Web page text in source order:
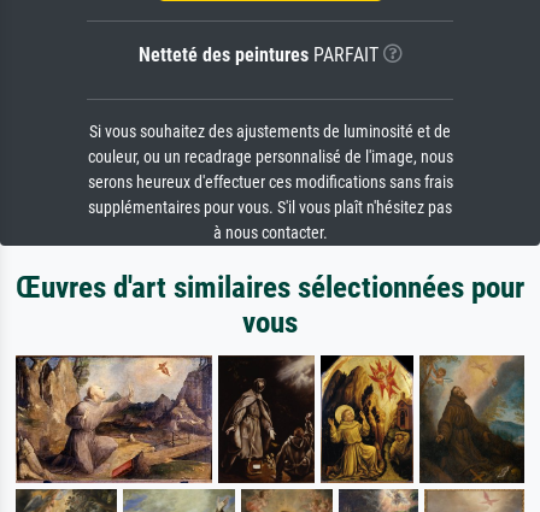
Netteté des peinturesPARFAIT
Si vous souhaitez des ajustements de luminosité et de
couleur, ou un recadrage personnalisé de l'image, nous
serons heureux d'effectuer ces modifications sans frais
supplémentaires pour vous. S'il vous plaît n'hésitez pas
à nous contacter.
Œuvres d'art similaires sélectionnées pour
vous